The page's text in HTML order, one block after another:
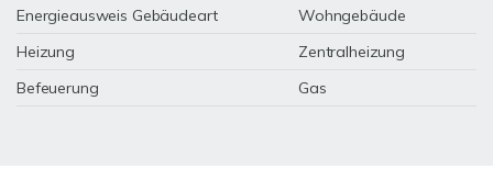
Energieausweis Gebäudeart
Wohngebäude
Heizung
Zentralheizung
Befeuerung
Gas